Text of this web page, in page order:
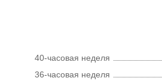
40-часовая неделя
36-часовая неделя